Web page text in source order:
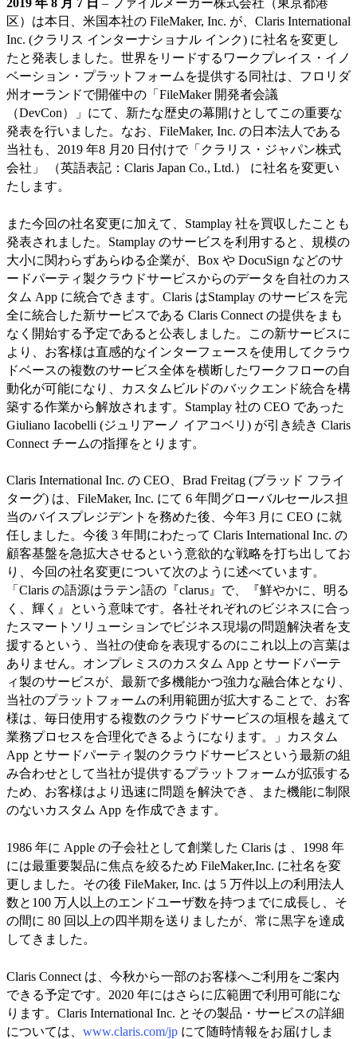
2019 年 8 月 7 日 – ファイルメーカー株式会社（東京都港
区）は本日、米国本社の FileMaker, Inc. が、Claris International
Inc. (クラリス インターナショナル インク) に社名を変更し
たと発表しました。世界をリードするワークプレイス・イノ
ベーション・プラットフォームを提供する同社は、フロリダ
州オーランドで開催中の「FileMaker 開発者会議
（DevCon）」にて、新たな歴史の幕開けとしてこの重要な
発表を行いました。なお、FileMaker, Inc. の日本法人である
当社も、2019 年8 月20 日付けで「クラリス・ジャパン株式
会社」 （英語表記：Claris Japan Co., Ltd.） に社名を変更い
たします。
また今回の社名変更に加えて、Stamplay 社を買収したことも
発表されました。Stamplay のサービスを利用すると、規模の
大小に関わらずあらゆる企業が、Box や DocuSign などのサ
ードパーティ製クラウドサービスからのデータを自社のカス
タム App に統合できます。Claris はStamplay のサービスを完
全に統合した新サービスである Claris Connect の提供をまも
なく開始する予定であると公表しました。この新サービスに
より、お客様は直感的なインターフェースを使用してクラウ
ドベースの複数のサービス全体を横断したワークフローの自
動化が可能になり、カスタムビルドのバックエンド統合を構
築する作業から解放されます。Stamplay 社の CEO であった
Giuliano Iacobelli (ジュリアーノ イアコベリ) が引き続き Claris
Connect チームの指揮をとります。
Claris International Inc. の CEO、Brad Freitag (ブラッド フライ
ターグ) は、FileMaker, Inc. にて 6 年間グローバルセールス担
当のバイスプレジデントを務めた後、今年3 月に CEO に就
任しました。今後 3 年間にわたって Claris International Inc. の
顧客基盤を急拡大させるという意欲的な戦略を打ち出してお
り、今回の社名変更について次のように述べています。
「Claris の語源はラテン語の『clarus』で、『鮮やかに、明る
く、輝く』という意味です。各社それぞれのビジネスに合っ
たスマートソリューションでビジネス現場の問題解決者を支
援するという、当社の使命を表現するのにこれ以上の言葉は
ありません。オンプレミスのカスタム App とサードパーテ
ィ製のサービスが、最新で多機能かつ強力な融合体となり、
当社のプラットフォームの利用範囲が拡大することで、お客
様は、毎日使用する複数のクラウドサービスの垣根を越えて
業務プロセスを合理化できるようになります。」カスタム
App とサードパーティ製のクラウドサービスという最新の組
み合わせとして当社が提供するプラットフォームが拡張する
ため、お客様はより迅速に問題を解決でき、また機能に制限
のないカスタム App を作成できます。
1986 年に Apple の子会社として創業した Claris は 、1998 年
には最重要製品に焦点を絞るため FileMaker,Inc. に社名を変
更しました。その後 FileMaker, Inc. は 5 万件以上の利用法人
数と100 万人以上のエンドユーザ数を持つまでに成長し、そ
の間に 80 回以上の四半期を送りましたが、常に黒字を達成
してきました。
Claris Connect は、今秋から一部のお客様へご利用をご案内
できる予定です。2020 年にはさらに広範囲で利用可能にな
ります。Claris International Inc. とその製品・サービスの詳細
については、 www.claris.com/jp にて随時情報をお届けしま